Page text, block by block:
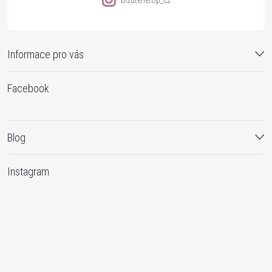
Informace pro vás
Facebook
Blog
Instagram